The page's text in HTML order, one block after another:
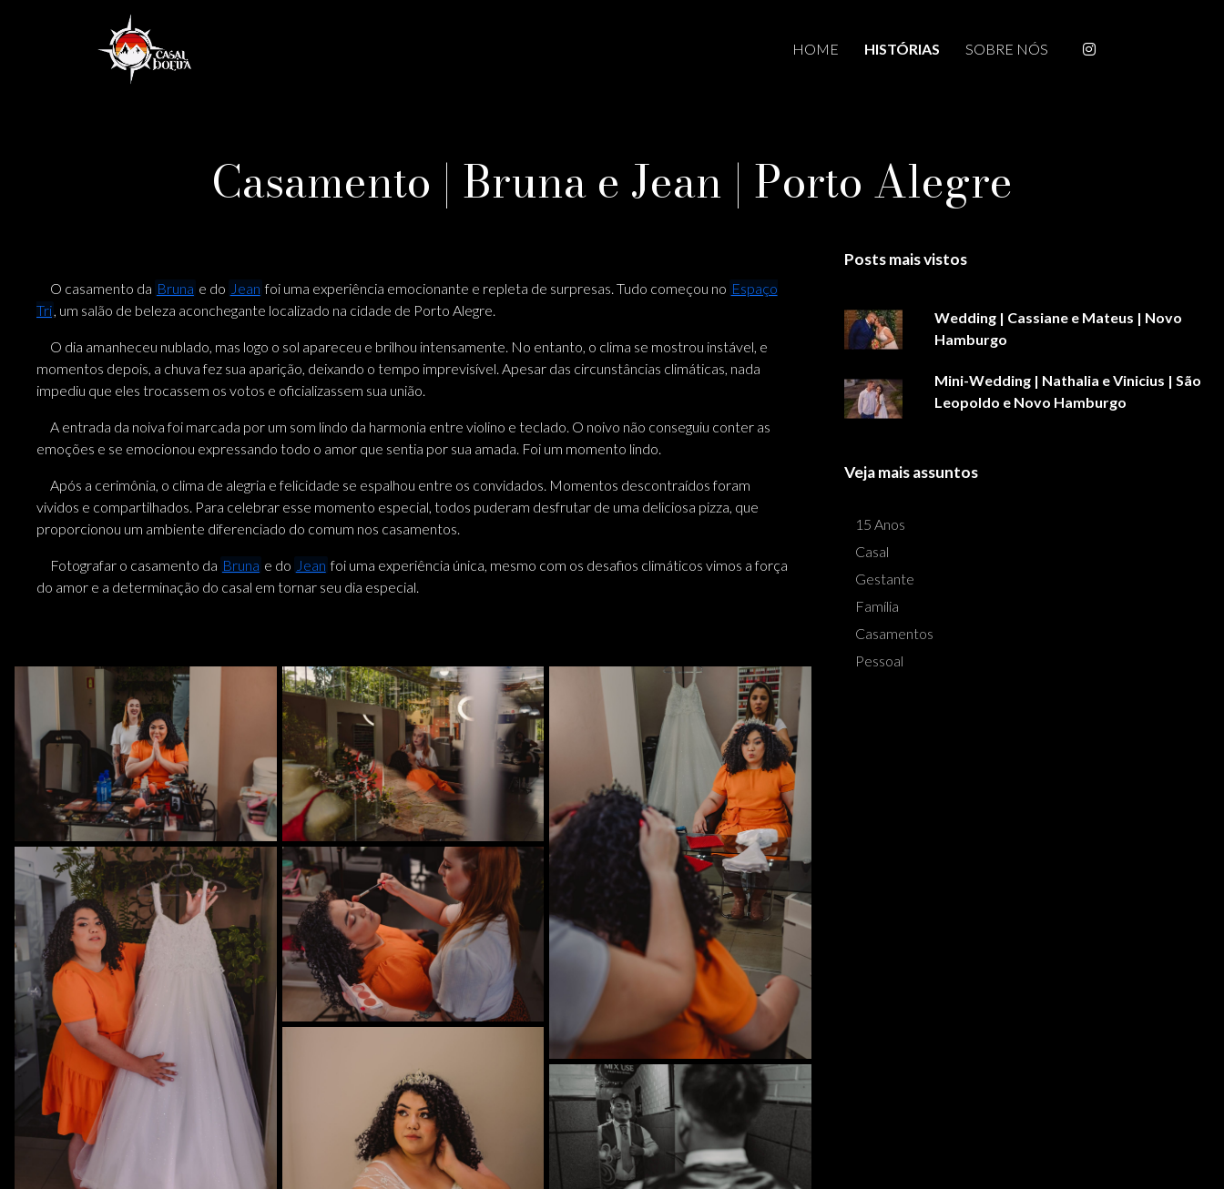
HOME HISTÓRIAS SOBRE NÓS
Casamento | Bruna e Jean | Porto Alegre
O casamento da Bruna e do Jean foi uma experiência emocionante e repleta de surpresas. Tudo começou no Espaço
Tri, um salão de beleza aconchegante localizado na cidade de Porto Alegre.
O dia amanheceu nublado, mas logo o sol apareceu e brilhou intensamente. No entanto, o clima se mostrou instável, e
momentos depois, a chuva fez sua aparição, deixando o tempo imprevisível. Apesar das circunstâncias climáticas, nada
impediu que eles trocassem os votos e oficializassem sua união.
A entrada da noiva foi marcada por um som lindo da harmonia entre violino e teclado. O noivo não conseguiu conter as
emoções e se emocionou expressando todo o amor que sentia por sua amada. Foi um momento lindo.
Após a cerimônia, o clima de alegria e felicidade se espalhou entre os convidados. Momentos descontraídos foram
vividos e compartilhados. Para celebrar esse momento especial, todos puderam desfrutar de uma deliciosa pizza, que
proporcionou um ambiente diferenciado do comum nos casamentos.
Fotografar o casamento da Bruna e do Jean foi uma experiência única, mesmo com os desafios climáticos vimos a força
do amor e a determinação do casal em tornar seu dia especial.
Posts mais vistos
Wedding | Cassiane e Mateus | Novo
Hamburgo
Mini-Wedding | Nathalia e Vinicius | São
Leopoldo e Novo Hamburgo
Veja mais assuntos
15 Anos
Casal
Gestante
Família
Casamentos
Pessoal